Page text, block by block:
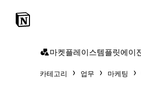
마켓플레이스템플릿에이
카테고리 업무 마케팅